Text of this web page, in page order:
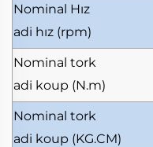
Nominal Hız
adi hız (rpm)
Nominal tork
adi koup (N.m)
Nominal tork
adi koup (KG.CM)